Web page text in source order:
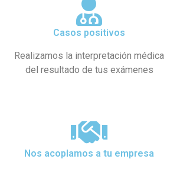
Casos positivos
Realizamos la interpretación médica
del resultado de tus exámenes
Nos acoplamos a tu empresa